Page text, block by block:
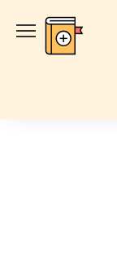
содержанию